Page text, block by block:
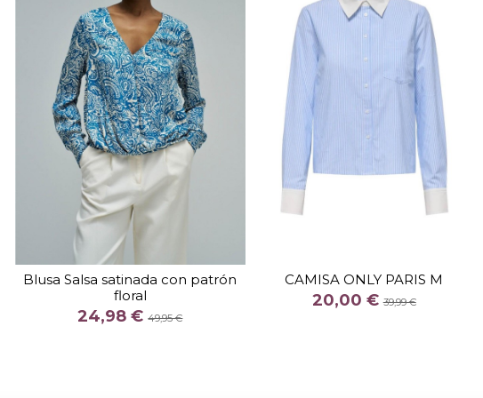
Blusa Salsa satinada con patrón
floral
24,98 €49,95 €
TALLA
COLOR
CAMISA ONLY PARIS M
20,00 €39,99 €
COLOR